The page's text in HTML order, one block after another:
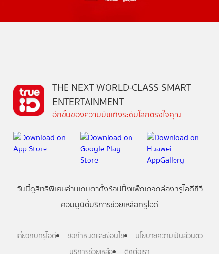
THE NEXT WORLD-CLASS SMART
ENTERTAINMENT
อีกขั้นของความบันเทิงระดับโลกตรงใจคุณ
วันนี้ดูสิทธิพิเศษอ่านเกมตาตั้งช้อปปิ้งแพ็กเกจกล่องทรูไอดีทีวี
คอมมูนิตี้บริการช่วยเหลือทรูไอดี
เกี่ยวกับทรูไอดี ข้อกำหนดและเงื่อนไข
นโยบายความเป็นส่วนตัว
บริการช่วยเหลือ
ติดต่อเรา